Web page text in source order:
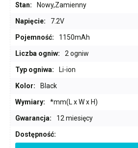
Stan: Nowy,Zamienny
Napięcie: 7.2V
Pojemność: 1150mAh
Liczba ogniw: 2 ogniw
Typ ogniwa: Li-ion
Kolor: Black
Wymiary: *mm(L x W x H)
Gwarancja: 12 miesięcy
Dostępność: